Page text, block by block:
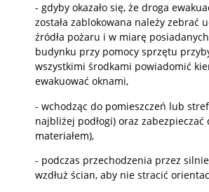
- gdyby okazało się, że droga
została zablokowana należy zebrać
źródła pożaru i w miarę
budynku przy pomocy sprzętu
wszystkimi środkami powiadomić
ewakuować oknami,
- wchodząc do pomieszczeń lub
najbliżej podłogi) oraz
materiałem),
- podczas przechodzenia przez
wzdłuż ścian, aby nie stracić